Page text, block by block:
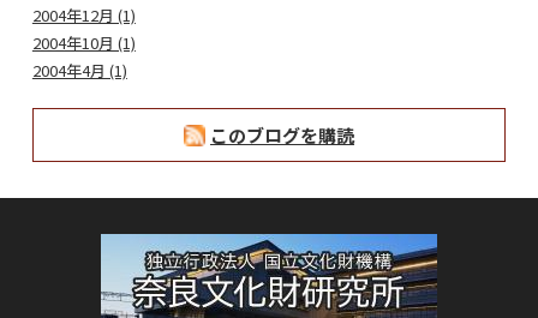
2004年12月 (1)
2004年10月 (1)
2004年4月 (1)
このブログを購読